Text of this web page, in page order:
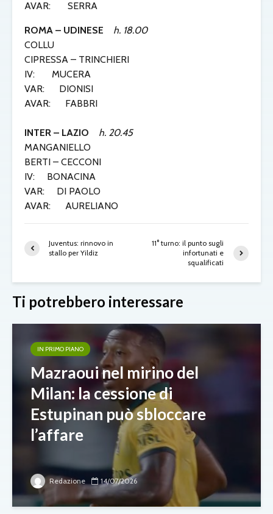
AVAR: SERRA
ROMA – UDINESE h. 18.00
COLLU
CIPRESSA – TRINCHIERI
IV: MUCERA
VAR: DIONISI
AVAR: FABBRI
INTER – LAZIO h. 20.45
MANGANIELLO
BERTI – CECCONI
IV: BONACINA
VAR: DI PAOLO
AVAR: AURELIANO
Juventus: rinnovo in
stallo per Yildiz
11° turno: il punto sugli
infortunati e
squalificati
Ti potrebbero interessare
IN PRIMO PIANO
Mazraoui nel mirino del
Milan: la cessione di
Estupinan può sbloccare
l’affare
Redazione 14/07/2026